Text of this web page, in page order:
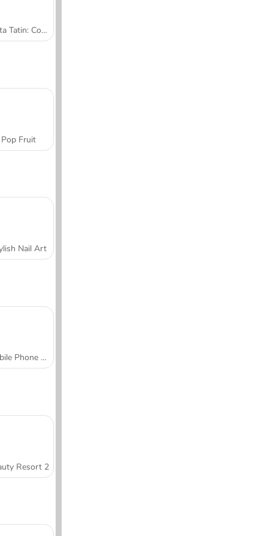
Tarta Tatin: Cocina con Sara
Pop Fruit
Nail Art
Mobile Phone Case Design & DIY
Resort 2